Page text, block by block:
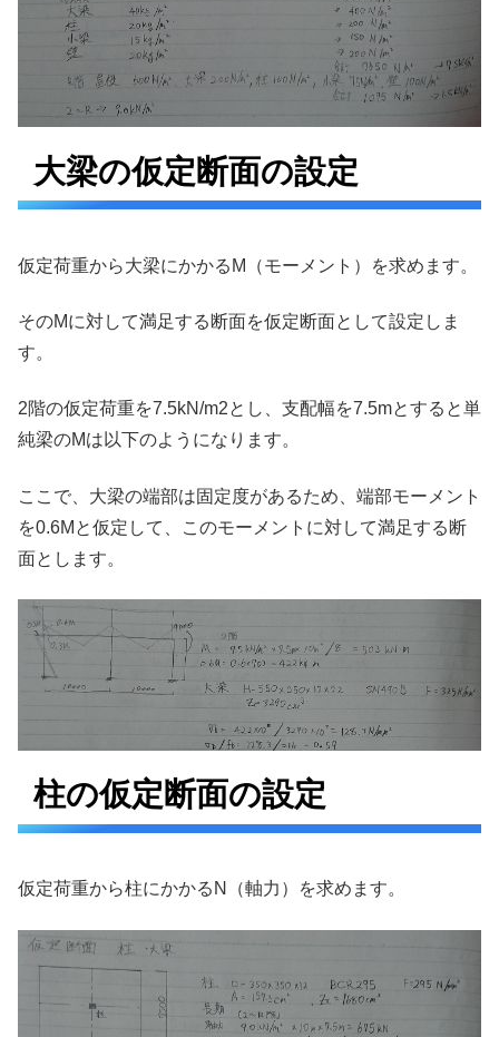
大梁の仮定断面の設定
仮定荷重から大梁にかかるM（モーメント）を求めます。
そのMに対して満足する断面を仮定断面として設定しま
す。
2階の仮定荷重を7.5kN/m2とし、支配幅を7.5mとすると単
純梁のMは以下のようになります。
ここで、大梁の端部は固定度があるため、端部モーメント
を0.6Mと仮定して、このモーメントに対して満足する断
面とします。
柱の仮定断面の設定
仮定荷重から柱にかかるN（軸力）を求めます。